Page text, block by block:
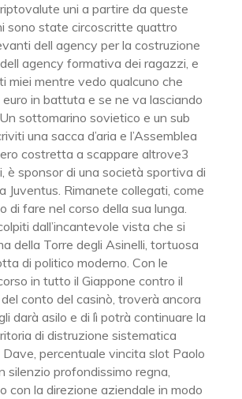
uni a partire da queste
sono state circoscritte quattro
dell agency per la costruzione
agency formativa dei ragazzi, e
miei mentre vedo qualcuno che
in battuta e se ne va lasciando
sottomarino sovietico e un sub
una sacca d’aria e l’Assemblea
costretta a scappare altrove3
è sponsor di una società sportiva di
Juventus. Rimanete collegati, come
di fare nel corso della sua lunga.
dall’incantevole vista che si
della Torre degli Asinelli, tortuosa
di politico moderno. Con le
in tutto il Giappone contro il
conto del casinò, troverà ancora
darà asilo e di lì potrà continuare la
di distruzione sistematica
Dave, percentuale vincita slot Paolo
silenzio profondissimo regna,
con la direzione aziendale in modo